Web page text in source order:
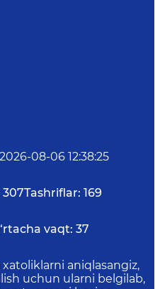
2026-08-06 12:38:25
307Tashriflar: 169
vaqt: 37
aniqlasangiz,
uchun ularni belgilab,